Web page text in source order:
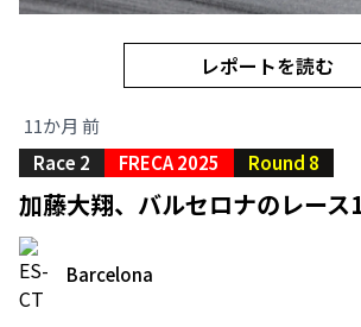
レポートを読む
11か月 前
Race 2
FRECA 2025 Round 8
加藤大翔、バルセロナのレース
Barcelona